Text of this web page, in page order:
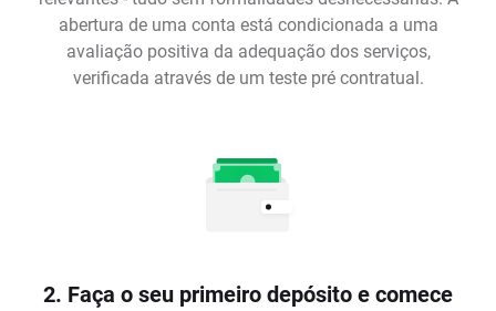
abertura de uma conta está condicionada a uma
avaliação positiva da adequação dos serviços,
verificada através de um teste pré contratual.
2. Faça o seu primeiro depósito e comece